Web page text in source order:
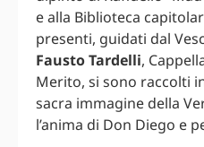
e alla Biblioteca
presenti, guidati dal
Fausto Tardelli,
Merito, si sono raccolti
sacra immagine della
l’anima di Don Diego e